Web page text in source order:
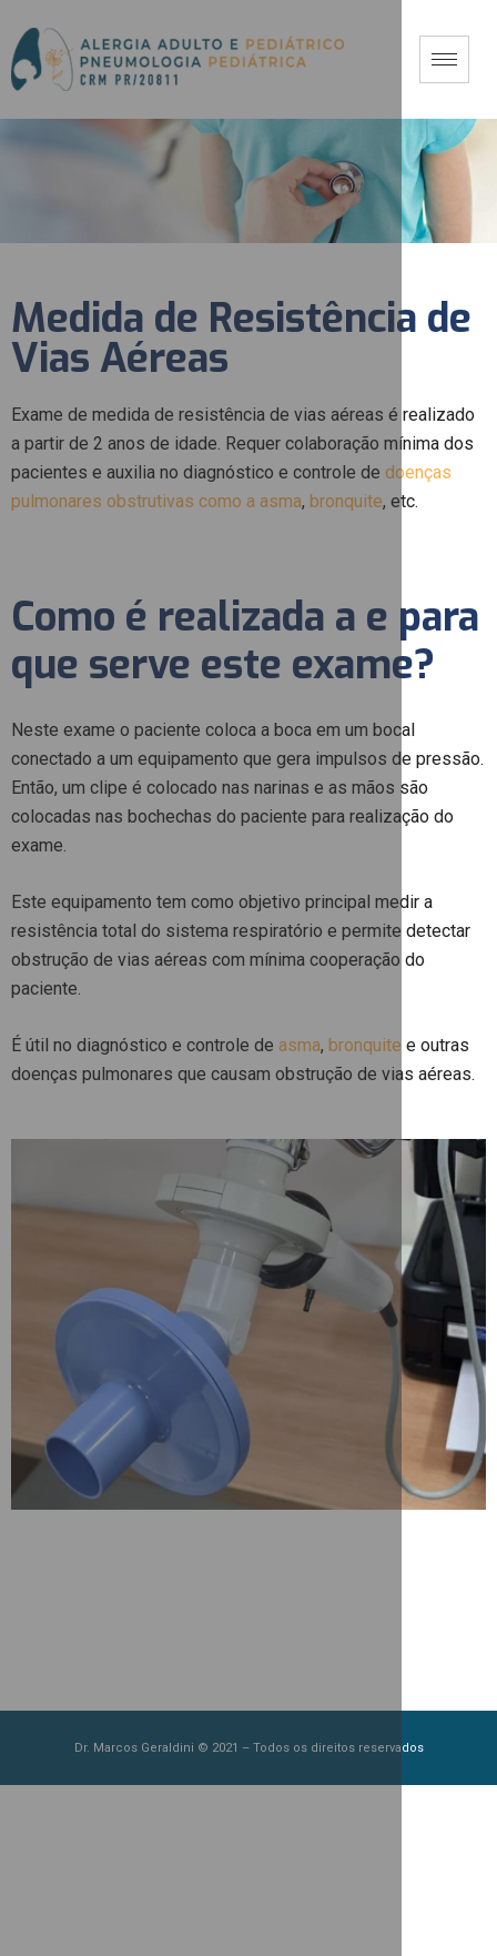
Medida de Resistência de
Vias Aéreas
Exame de medida de resistência de vias aéreas é realizado
a partir de 2 anos de idade. Requer colaboração mínima dos
pacientes e auxilia no diagnóstico e controle de doenças
pulmonares obstrutivas como a asma, bronquite, etc.
Como é realizada a e para
que serve este exame?
Neste exame o paciente coloca a boca em um bocal
conectado a um equipamento que gera impulsos de pressão.
Então, um clipe é colocado nas narinas e as mãos são
colocadas nas bochechas do paciente para realização do
exame.
Este equipamento tem como objetivo principal medir a
resistência total do sistema respiratório e permite detectar
obstrução de vias aéreas com mínima cooperação do
paciente.
É útil no diagnóstico e controle de asma, bronquite e outras
doenças pulmonares que causam obstrução de vias aéreas.
Dr. Marcos Geraldini © 2021 – Todos os direitos reservados